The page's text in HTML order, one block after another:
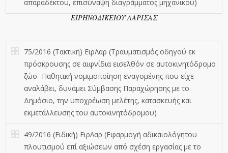
απαραδέκτου, επισύναψη διαγράμματος μηχανικού)
ΕΙΡΗΝΟΔΙΚΕΙΟΥ ΛΑΡΙΣΑΣ
75/2016 (Τακτική) ΕιρΛαρ (Τραυματισμός οδηγού εκ
πρόσκρουσης σε αιφνίδια εισελθόν σε αυτοκινητόδρομο
ζώο -Παθητική νομιμοποίηση εναγομένης που είχε
αναλάβει, δυνάμει Σύμβασης Παραχώρησης με το
Δημόσιο, την υποχρέωση μελέτης, κατασκευής και
εκμετάλλευσης του αυτοκινητόδρομου)
49/2016 (Ειδική) ΕιρΛαρ (Εφαρμογή αδικαιολόγητου
πλουτισμού επί αξιώσεων από σχέση εργασίας με το